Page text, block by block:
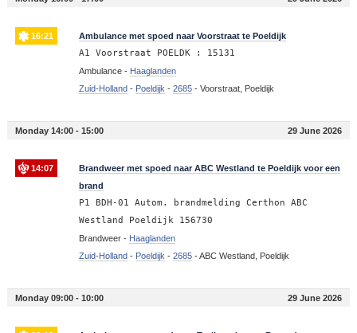
16:21 Ambulance met spoed naar Voorstraat te Poeldijk
A1 Voorstraat POELDK : 15131
Ambulance - Haaglanden
Zuid-Holland - Poeldijk- 2685- Voorstraat, Poeldijk
Monday 14:00 - 15:00 29 June 2026
14:07
Brandweer met spoed naar ABC Westland te Poeldijk voor een
brand
P1 BDH-01 Autom. brandmelding Certhon ABC
Westland Poeldijk 156730
Brandweer - Haaglanden
Zuid-Holland - Poeldijk- 2685-ABC Westland, Poeldijk
Monday 09:00 - 10:00 29 June 2026